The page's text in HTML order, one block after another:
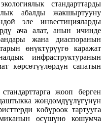
стандарттарды
абалды жакшыртууну
эле инвестицияларды
ача алат, анын ичинде
жана диаспоранын
өнүктүрүүгө каражат
инфраструктуранын
көрсөтүүлөрдүн сапатын
жооп берген
жөндөмдүүлүгүнүн
көбүрөөк тартууга
өсүшүнө кошумча